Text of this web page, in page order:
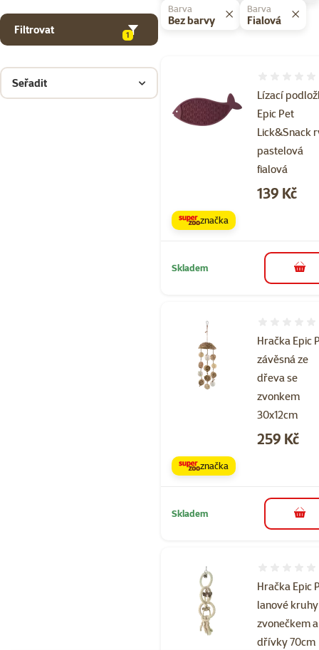
Filtrovat 1
Barva
Bez barvy
Barva
Fialová
Seřadit
Lízací
Epic Pet
Lick&Snack
pastelová
fialová
Cena
139 Kč
značka
Skladem do
Hračka Epic
závěsná ze
dřeva se
zvonkem
30x12cm
Cena
259 Kč
značka
Skladem do
Hračka Epic
lanové
zvonečkem a
dřívky 70cm